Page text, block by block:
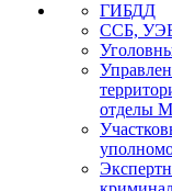
ГИБДД
ССБ,
отделы